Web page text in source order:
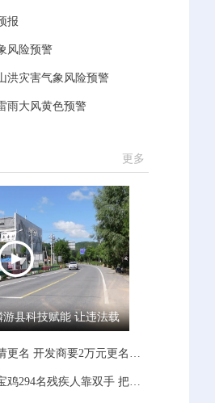
报
风险预警
洪灾害气象风险预警
雨大风黄色预警
更多
游县科技赋能 让违法载
【宝媒帮办】新房申请更名 开发商要2万元更名费 多方沟通协调后 开发商：停止办理！
【文明城市咱的家】宝鸡294名残疾人靠双手 把日子越过越有奔头